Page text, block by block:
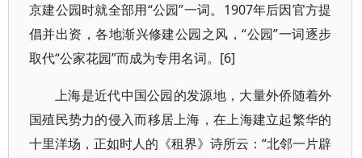
京建公园时就全部用“公园”一词。1907年后因官方提
倡并出资，各地渐兴修建公园之风，“公园”一词逐步
取代“公家花园”而成为专用名词。[6]
上海是近代中国公园的发源地，大量外侨随着外
国殖民势力的侵入而移居上海，在上海建立起繁华的
十里洋场，正如时人的《租界》诗所云：“北邻一片辟